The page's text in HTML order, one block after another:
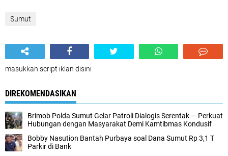
Sumut
masukkan script iklan disini
DIREKOMENDASIKAN
Brimob Polda Sumut Gelar Patroli Dialogis Serentak — Perkuat
Hubungan dengan Masyarakat Demi Kamtibmas Kondusif
Bobby Nasution Bantah Purbaya soal Dana Sumut Rp 3,1 T
Parkir di Bank